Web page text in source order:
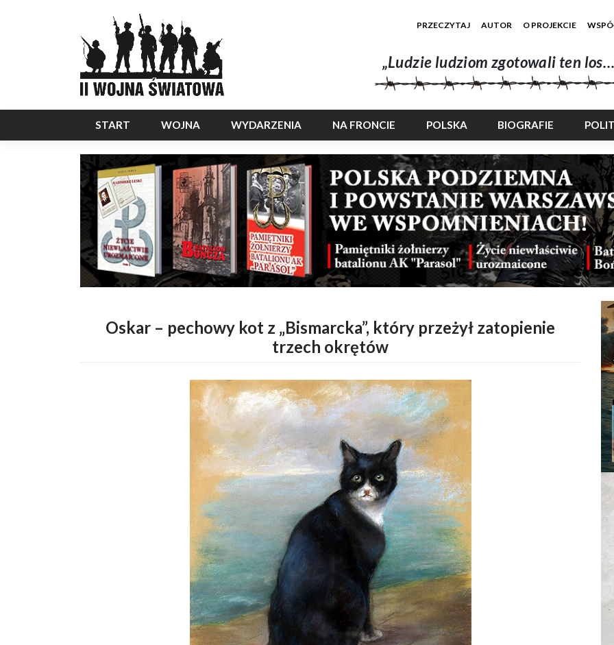
PRZECZYTAJ AUTOR O PROJEKCIE
„Ludzie ludziom zgotowali ten
START WOJNA WYDARZENIA NA FRONCIE POLSKA BIOGRAFIE
Oskar – pechowy kot z „Bismarcka”, który przeżył zatopienie
trzech okrętów